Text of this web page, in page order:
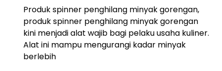
Produk spinner penghilang minyak gorengan,
produk spinner penghilang minyak gorengan
kini menjadi alat wajib bagi pelaku usaha kuliner.
Alat ini mampu mengurangi kadar minyak
berlebih